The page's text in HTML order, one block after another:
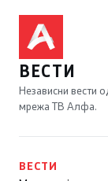
ВЕСТИ
Независни вести
мрежа ТВ Алфа.
ВЕСТИ